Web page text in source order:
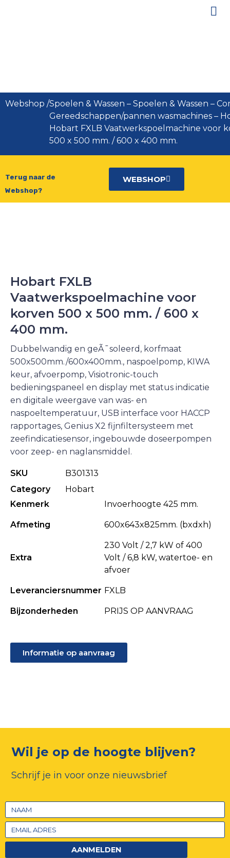
Webshop /Spoelen & Wassen – Spoelen & Wassen –
Gereedschappen/pannen wasmachines –
Hobart FXLB Vaatwerkspoelmachine voor
500 x 500 mm. / 600 x 400 mm.
Terug naar de
Webshop?
WEBSHOP
Hobart FXLB
Vaatwerkspoelmachine voor
korven 500 x 500 mm. / 600 x
400 mm.
Dubbelwandig en geÃ¯soleerd, korfmaat
500x500mm./600x400mm., naspoelpomp, KIWA
keur, afvoerpomp, Visiotronic-touch
bedieningspaneel en display met status indicatie
en digitale weergave van was- en
naspoeltemperatuur, USB interface voor HACCP
rapportages, Genius X2 fijnfiltersysteem met
zeefindicatiesensor, ingebouwde doseerpompen
voor zeep- en naglansmiddel.
SKU
B301313
Category
Hobart
Kenmerk
Invoerhoogte 425 mm.
Afmeting 600x643x825mm. (bxdxh)
Extra
230 Volt / 2,7 kW of 400
Volt / 6,8 kW, watertoe- en
afvoer
Leveranciersnummer FXLB
Bijzonderheden PRIJS OP AANVRAAG
Informatie op aanvraag
Wil je op de hoogte blijven?
Schrijf je in voor onze nieuwsbrief
AANMELDEN